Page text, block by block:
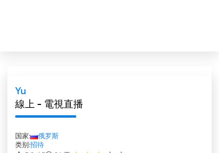
Yu
線上 - 電視直播
国家:
俄罗斯
类别:招待